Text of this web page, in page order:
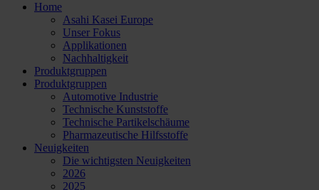
Home
Asahi Kasei Europe
Unser Fokus
Applikationen
Nachhaltigkeit
Produktgruppen
Produktgruppen
Automotive Industrie
Technische Kunststoffe
Technische Partikelschäume
Pharmazeutische Hilfsstoffe
Neuigkeiten
Die wichtigsten Neuigkeiten
2026
2025